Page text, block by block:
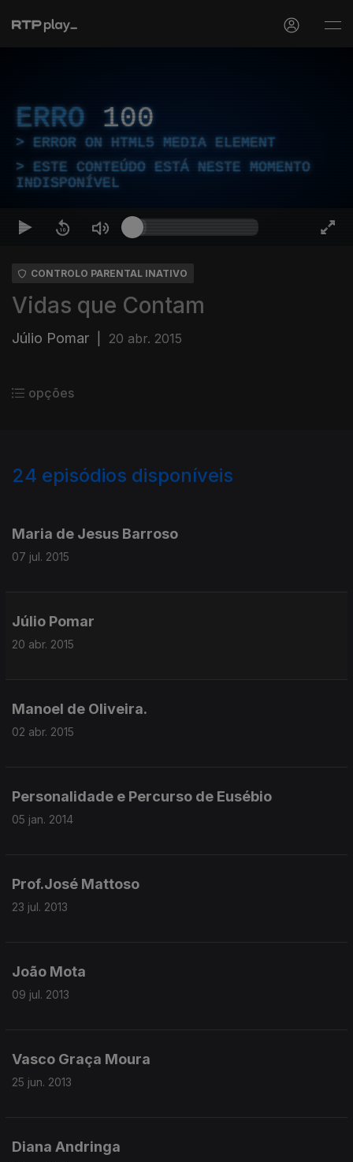
ERRO 100
ERROR ON HTML5 MEDIA ELEMENT
ESTE CONTEÚDO ESTÁ NESTE MOMENTO
INDISPONÍVEL
CONTROLO PARENTAL INATIVO
Vidas que Contam
Júlio Pomar 20 abr. 2015
opções
24 episódios disponíveis
Maria de Jesus Barroso
07 jul. 2015
Júlio Pomar
20 abr. 2015
Manoel de Oliveira.
02 abr. 2015
Personalidade e Percurso de Eusébio
05 jan. 2014
Prof.José Mattoso
23 jul. 2013
João Mota
09 jul. 2013
Vasco Graça Moura
25 jun. 2013
Diana Andringa